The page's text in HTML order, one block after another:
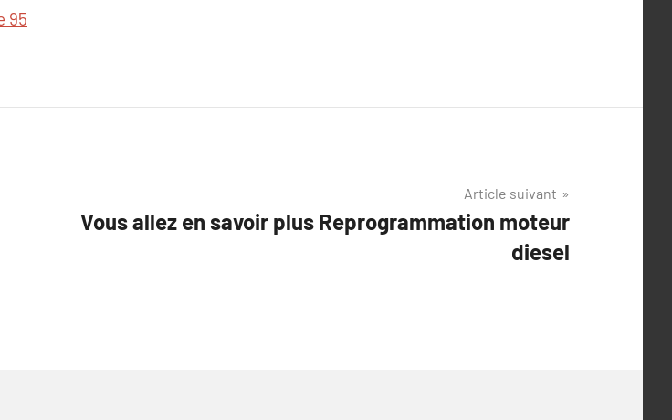
95
Article suivant
Vous allez en savoir plus Reprogrammation moteur
diesel